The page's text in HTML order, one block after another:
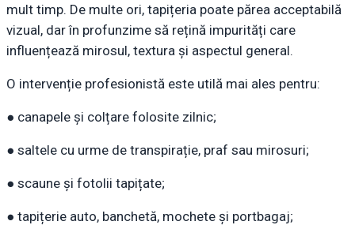
mult timp. De multe ori, tapițeria poate părea acceptabilă
vizual, dar în profunzime să rețină impurități care
influențează mirosul, textura și aspectul general.
O intervenție profesionistă este utilă mai ales pentru:
● canapele și colțare folosite zilnic;
● saltele cu urme de transpirație, praf sau mirosuri;
● scaune și fotolii tapițate;
● tapițerie auto, banchetă, mochete și portbagaj;